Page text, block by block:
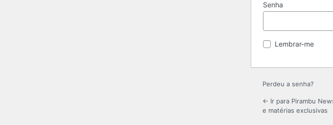
Senha
Lembrar-me
Perdeu a senha?
← Ir para Pirambu
e matérias exclusivas